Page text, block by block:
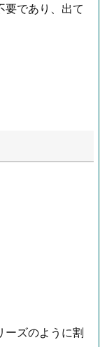
要であり、出て
ーズのように割